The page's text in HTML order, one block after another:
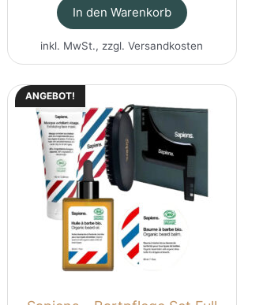
In den Warenkorb
inkl. MwSt., zzgl.Versandkosten
ANGEBOT!